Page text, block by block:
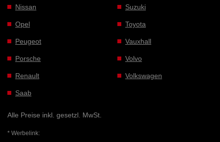
Nissan
Opel
Peugeot
Porsche
Renault
Saab
Suzuki
Toyota
Vauxhall
Volvo
Volkswagen
Alle Preise inkl. gesetzl. MwSt.
* Werbelink: